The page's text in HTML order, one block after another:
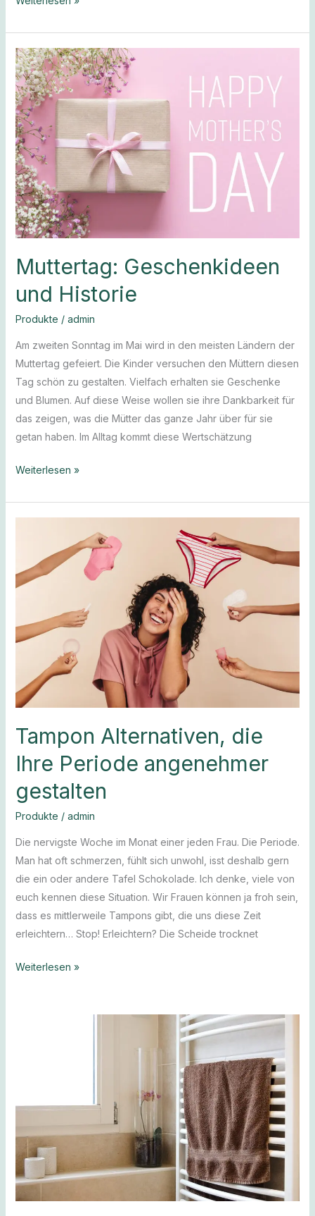
Muttertag: Geschenkideen
und Historie
Produkte / admin
Am zweiten Sonntag im Mai wird in den meisten Ländern der
Muttertag gefeiert. Die Kinder versuchen den Müttern diesen
Tag schön zu gestalten. Vielfach erhalten sie Geschenke
und Blumen. Auf diese Weise wollen sie ihre Dankbarkeit für
das zeigen, was die Mütter das ganze Jahr über für sie
getan haben. Im Alltag kommt diese Wertschätzung
Muttertag:
Geschenkideen
und
Historie
Weiterlesen »
Tampon Alternativen, die
Ihre Periode angenehmer
gestalten
Produkte / admin
Die nervigste Woche im Monat einer jeden Frau. Die Periode.
Man hat oft schmerzen, fühlt sich unwohl, isst deshalb gern
die ein oder andere Tafel Schokolade. Ich denke, viele von
euch kennen diese Situation. Wir Frauen können ja froh sein,
dass es mittlerweile Tampons gibt, die uns diese Zeit
erleichtern… Stop! Erleichtern? Die Scheide trocknet
Alternativen,
Ihre
angenehmer
gestalten
Weiterlesen »